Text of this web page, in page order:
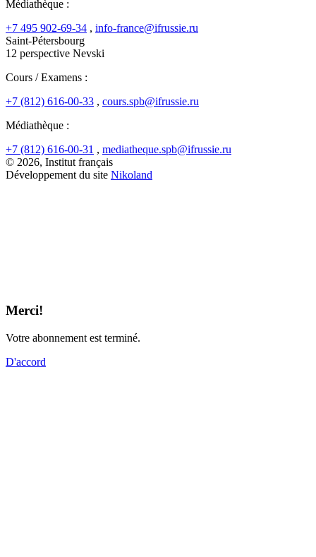
Médiathèque :
+7 495 902-69-34 , info-france@ifrussie.ru
Saint-Pétersbourg
12 perspective Nevski
Cours / Examens :
+7 (812) 616-00-33 , cours.spb@ifrussie.ru
Médiathèque :
+7 (812) 616-00-31 , mediatheque.spb@ifrussie.ru
© 2026, Institut français
Développement du site Nikoland
Merci!
Votre abonnement est terminé.
D'accord